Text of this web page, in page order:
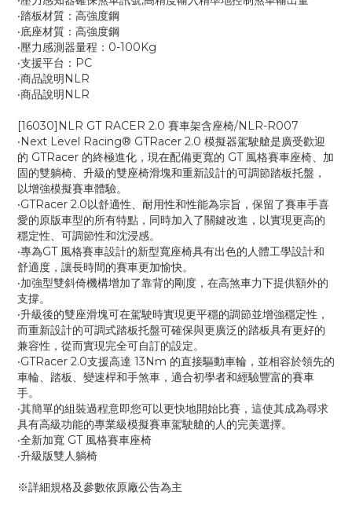
‧踏板材質：高強度鋼
‧底座材質：高強度鋼
‧壓力感測器量程：0-100Kg
‧支援平台：PC
‧商品說明NLR
‧商品說明NLR
[16030]NLR GT RACER 2.0 賽車架含座椅/NLR-R007
‧Next Level Racing® GTRacer 2.0 模擬器駕駛艙是廣受歡迎
的 GTRacer 的終極進化，現在配備更寬的 GT 風格賽車座椅、加
固的雙躺椅、升級的雙座椅滑塊和重新設計的可調節踏板托盤，
以增強模擬賽車體驗。
‧GTRacer 2.0以舒適性、耐用性和性能為宗旨，保留了賽車手喜
愛的原版車型的所有特點，同時加入了關鍵改進，以實現更高的
穩定性、可調節性和沈浸感。
‧專為GT 風格賽車設計的新型寬座椅具有出色的人體工學設計和
舒適度，讓長時間的賽車更加愉快。
‧加強型雙斜倚機構增加了靠背的剛度，在高煞車力下提供額外的
支撐。
‧升級後的雙座滑塊可在駕駛時實現更平穩的調節並增強穩定性，
而重新設計的可調式踏板托盤可確保與更廣泛的踏板具有更好的
兼容性，從而實現完全可自訂的設定。
‧GTRacer 2.0支援高達 13Nm 的直接驅動車輪，並相容於領先的
車輪、踏板、變速桿和手煞車，適合初學者和經驗豐富的賽車
手。
‧其簡單的組裝過程意即您可以更快地開始比賽，這使其成為尋求
具有高級功能的專業級模擬賽車駕駛艙的人的完美選擇。
‧全新加寬 GT 風格賽車座椅
‧升級版雙人躺椅
※詳細規格及參數依原廠公告為主